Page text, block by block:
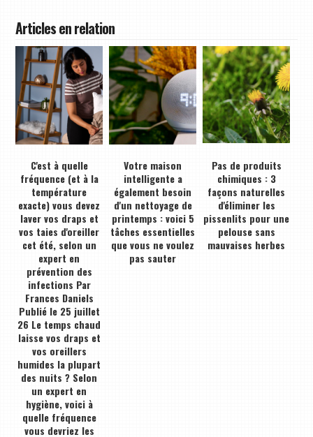
Articles en relation
C'est à quelle
fréquence (et à la
température
exacte) vous devez
laver vos draps et
vos taies d'oreiller
cet été, selon un
expert en
prévention des
infections Par
Frances Daniels
Publié le 25 juillet
26 Le temps chaud
laisse vos draps et
vos oreillers
humides la plupart
des nuits ? Selon
un expert en
hygiène, voici à
quelle fréquence
vous devriez les
Votre maison
intelligente a
également besoin
d'un nettoyage de
printemps : voici 5
tâches essentielles
que vous ne voulez
pas sauter
Pas de produits
chimiques : 3
façons naturelles
d'éliminer les
pissenlits pour une
pelouse sans
mauvaises herbes